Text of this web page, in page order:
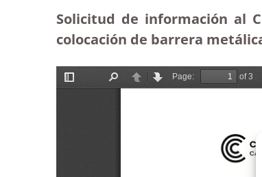
Solicitud de información al
colocación de barrera